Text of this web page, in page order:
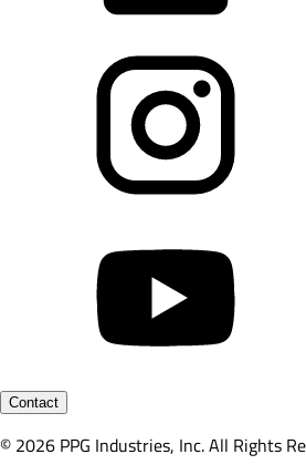
Contact
© 2026 PPG Industries, Inc. All Rights